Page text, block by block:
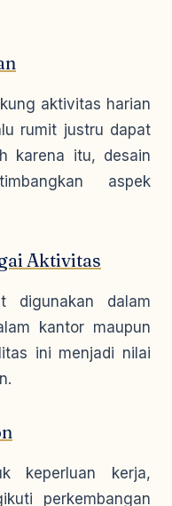
aktivitas harian
rumit justru dapat
karena itu, desain
aspek
Aktivitas
digunakan dalam
kantor maupun
ini menjadi nilai
keperluan kerja,
perkembangan